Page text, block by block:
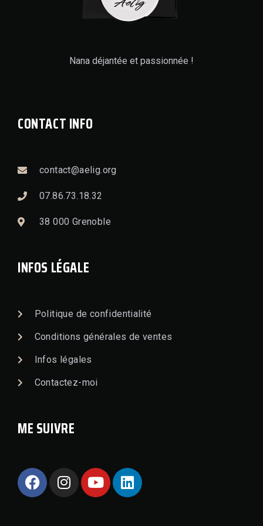
Nana déjantée et passionnée !
CONTACT INFO
contact@aelig.org
07.86.73.18.32
38 000 Grenoble
INFOS LÉGALE
Politique de confidentialité
Conditions générales de ventes
Infos légales
Contactez-moi
ME SUIVRE